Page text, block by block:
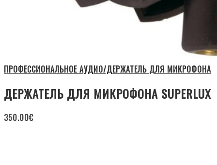
ПРОФЕССИОНАЛЬНОЕ АУДИО/ДЕРЖАТЕЛЬ ДЛЯ МИКРОФОНА
ДЕРЖАТЕЛЬ ДЛЯ МИКРОФОНА SUPERLUX
350.00€